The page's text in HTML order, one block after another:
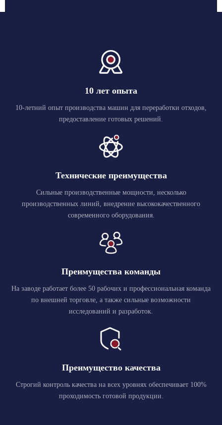
10 лет опыта
10-летний опыт производства машин для переработки отходов,
предоставление готовых решений.
Технические преимущества
Сильные производственные мощности, несколько
производственных линий, внедрение высококачественного
современного оборудования.
Преимущества команды
На заводе работает более 50 рабочих и профессиональная команда
по внешней торговле, а также сильные возможности
исследований и разработок.
Преимущество качества
Строгий контроль качества на всех уровнях обеспечивает 100%
проходимость готовой продукции.